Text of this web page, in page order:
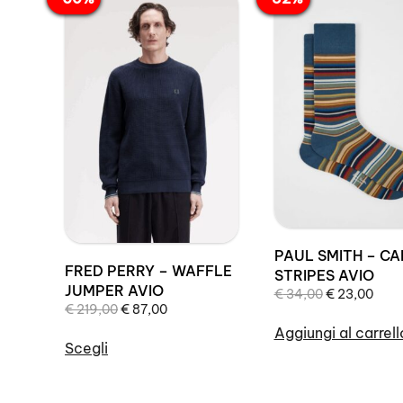
più
recente
FRED PERRY – WAFFLE
JUMPER AVIO
€219,00Il
€87,00Il
Scegli
PAUL SMITH –
STRIPES AVIO
€34,00Il
originale
€23,00Il
Aggiungi al